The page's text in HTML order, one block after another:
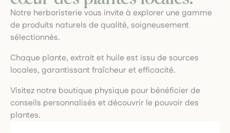
Notre herboristerie vous invite à explorer une gamme
de produits naturels de qualité, soigneusement
sélectionnés.
Chaque plante, extrait et huile est issu de sources
locales, garantissant fraîcheur et efficacité.
Visitez notre boutique physique pour bénéficier de
conseils personnalisés et découvrir le pouvoir des
plantes.